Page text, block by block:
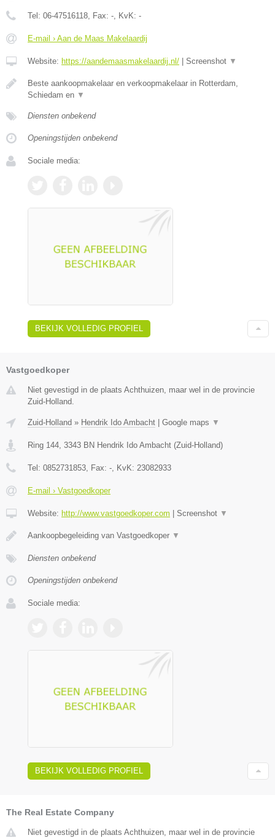
Tel: 06-47516118, Fax: -, KvK: -
E-mail › Aan de Maas Makelaardij
Website: https://aandemaasmakelaardij.nl/ Screenshot ▼
Beste aankoopmakelaar en verkoopmakelaar in Rotterdam,
Schiedam en ▼
Diensten onbekend
Openingstijden onbekend
Sociale media:
BEKIJK VOLLEDIG PROFIEL
Vastgoedkoper
Niet gevestigd in de plaats Achthuizen, maar wel in de provincie
Zuid-Holland.
Zuid-Holland » Hendrik Ido Ambacht Google maps ▼
Ring 144 3343 BN Hendrik Ido Ambacht (Zuid-Holland)
Tel: 0852731853 , Fax: - , KvK: 23082933
E-mail › Vastgoedkoper
Website: http://www.vastgoedkoper.com Screenshot ▼
Aankoopbegeleiding van Vastgoedkoper ▼
Diensten onbekend
Openingstijden onbekend
Sociale media:
BEKIJK VOLLEDIG PROFIEL
The Real Estate Company
Niet gevestigd in de plaats Achthuizen, maar wel in de provincie